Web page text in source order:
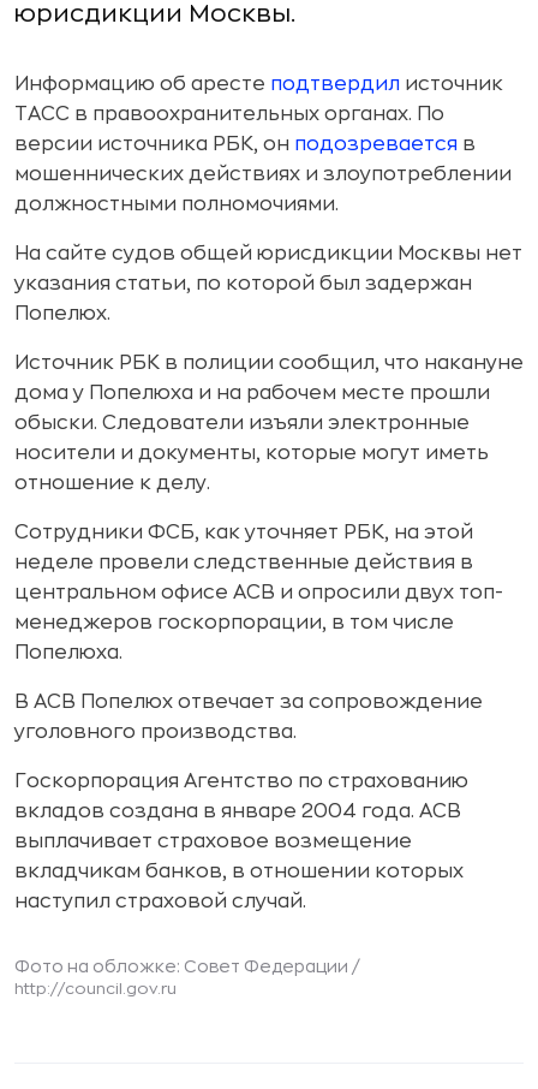
юрисдикции Москвы.
Информацию об аресте подтвердил источник
ТАСС в правоохранительных органах. По
версии источника РБК, он подозревается в
мошеннических действиях и злоупотреблении
должностными полномочиями.
На сайте судов общей юрисдикции Москвы нет
указания статьи, по которой был задержан
Попелюх.
Источник РБК в полиции сообщил, что накануне
дома у Попелюха и на рабочем месте прошли
обыски. Следователи изъяли электронные
носители и документы, которые могут иметь
отношение к делу.
Сотрудники ФСБ, как уточняет РБК, на этой
неделе провели следственные действия в
центральном офисе АСВ и опросили двух топ-
менеджеров госкорпорации, в том числе
Попелюха.
В АСВ Попелюх отвечает за сопровождение
уголовного производства.
Госкорпорация Агентство по страхованию
вкладов создана в январе 2004 года. АСВ
выплачивает страховое возмещение
вкладчикам банков, в отношении которых
наступил страховой случай.
Фото на обложке: Совет Федерации /
http://council.gov.ru